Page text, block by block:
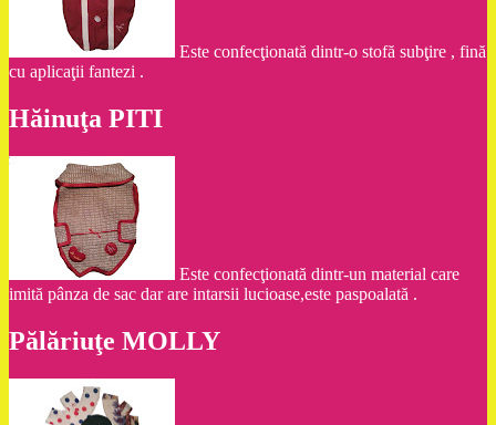
Este confecţionată dintr-o stofă subţire , fină
cu aplicaţii fantezi .
Hăinuţa PITI
Este confecţionată dintr-un material care
imită pânza de sac dar are intarsii lucioase,este paspoalată .
Pălăriuţe MOLLY